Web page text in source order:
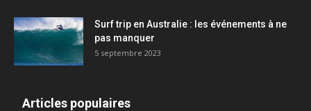
Surf trip en Australie : les événements à ne
pas manquer
5 septembre 2023
Articles populaires